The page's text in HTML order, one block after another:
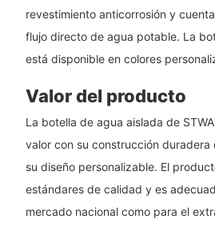
revestimiento anticorrosión y
flujo directo de agua potable. La
está disponible en colores
Valor del producto
La botella de agua aislada de
valor con su construcción
su diseño personalizable. El
estándares de calidad y es
mercado nacional como para el